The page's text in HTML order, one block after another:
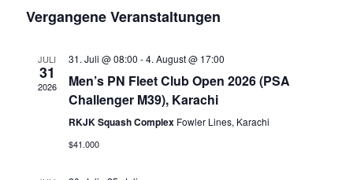
a
Vergangene Veranstaltungen
JULI
31
2026
31. Juli @ 08:00 -4. August @ 17:00
Men’s PN Fleet Club Open 2026 (PSA
Challenger M39), Karachi
RKJK Squash Complex Fowler Lines, Karachi
$41.000